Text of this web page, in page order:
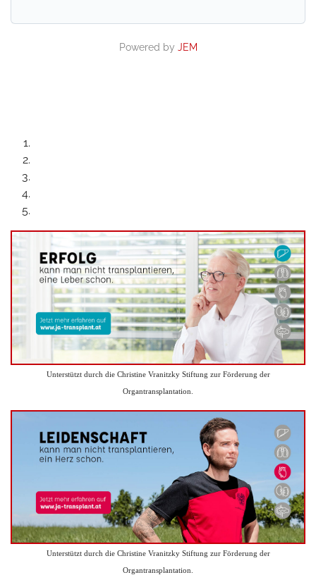
Powered by JEM
Unterstützt durch die Christine Vranitzky Stiftung zur Förderung der
Organtransplantation.
Unterstützt durch die Christine Vranitzky Stiftung zur Förderung der
Organtransplantation.